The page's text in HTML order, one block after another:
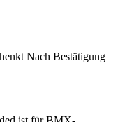
Nach Bestätigung